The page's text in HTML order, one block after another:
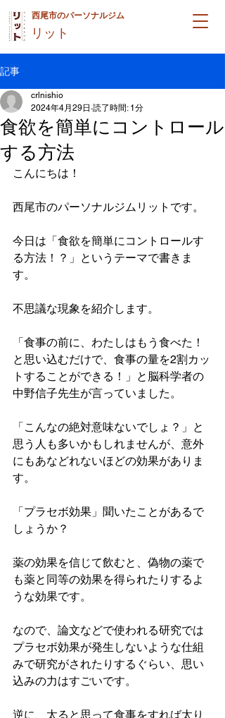
西尾市のパーソナルジム
リット
記事
食欲を簡単にコントロール
する方法
crlnishio
2024年4月29日 読了時間: 1分
こんにちは！
西尾市のパーソナルジムリットです。
今日は「食欲を簡単にコントロールす
る方法！？」というテーマで書きま
す。
不思議な現象を紹介します。
「食事の前に、わたしはもう食べた！
と思い込むだけで、食事の量を2割カッ
トすることができる！」と脳科学者の
中野信子先生が言っていました。
「こんなの絶対意味ないでしょ？」と
思う人も多いかもしれませんが、意外
にもあなどれないほどの効果がありま
す。
「プラセボ効果」聞いたことがあるで
しょうか？
薬の効果を信じて飲むと、偽物の薬で
も薬と同等の効果を得られたりするよ
うな効果です。
なので、論文などで使われる研究では
プラセボ効果が発生しないような仕組
みで研究がされたりするぐらい、思い
込みの力はすごいです。
逆に、太ると思って食事をすれば太り